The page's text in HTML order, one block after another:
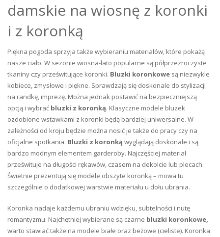
damskie na wiosnę z koronki
i z koronką
Piękna pogoda sprzyja także wybieraniu materiałów, które pokażą
nasze ciało. W sezonie wiosna-lato popularne są półprzezroczyste
tkaniny czy prześwitujące koronki. Bluzki koronkowe są niezwykle
kobiece, zmysłowe i piękne. Sprawdzają się doskonale do stylizacji
na randkę, imprezę. Można jednak postawić na bezpieczniejszą
opcją i wybrać bluzki z koronką. Klasyczne modele bluzek
ozdobione wstawkami z koronki będą bardziej uniwersalne. W
zależności od kroju będzie można nosić je także do pracy czy na
oficjalne spotkania. Bluzki z koronką wyglądają doskonale i są
bardzo modnym elementem garderoby. Najczęściej materiał
prześwituje na długości rękawów, czasem na dekolcie lub plecach.
Świetnie prezentują się modele obszyte koronką – mowa tu
szczególnie o dodatkowej warstwie materiału u dołu ubrania.
Koronka nadaje każdemu ubraniu wdzięku, subtelności i nutę
romantyzmu. Najchętniej wybierane są czarne bluzki koronkowe,
warto stawiać także na modele białe oraz beżowe (cieliste). Koronka